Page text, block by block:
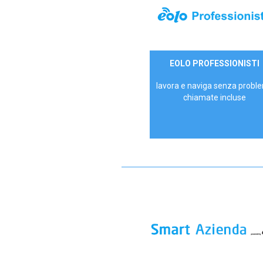
35,00 €/mese
EOLO PROFESSIONISTI
lavora e naviga senza
chiamate incluse